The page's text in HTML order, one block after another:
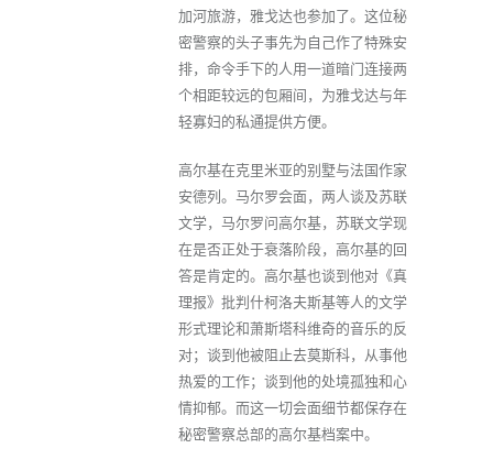
加河旅游，雅戈达也参加了。这位秘
密警察的头子事先为自己作了特殊安
排，命令手下的人用一道暗门连接两
个相距较远的包厢间，为雅戈达与年
轻寡妇的私通提供方便。
高尔基在克里米亚的别墅与法国作家
安德列。马尔罗会面，两人谈及苏联
文学，马尔罗问高尔基，苏联文学现
在是否正处于衰落阶段，高尔基的回
答是肯定的。高尔基也谈到他对《真
理报》批判什柯洛夫斯基等人的文学
形式理论和萧斯塔科维奇的音乐的反
对；谈到他被阻止去莫斯科，从事他
热爱的工作；谈到他的处境孤独和心
情抑郁。而这一切会面细节都保存在
秘密警察总部的高尔基档案中。